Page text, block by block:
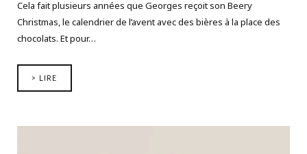
Cela fait plusieurs années que Georges reçoit son Beery
Christmas, le calendrier de l’avent avec des bières à la place des
chocolats. Et pour…
> LIRE